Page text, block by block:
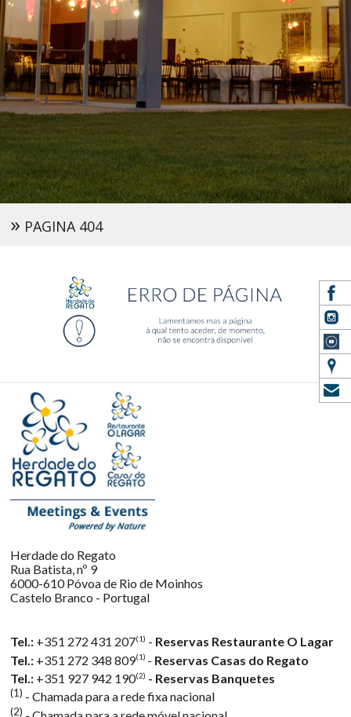
» PAGINA 404
Herdade do Regato
Rua Batista, nº 9
6000-610 Póvoa de Rio de Moinhos
Castelo Branco - Portugal
Tel.: +351 272 431 207(1) - Reservas Restaurante O Lagar
Tel.: +351 272 348 809(1) - Reservas Casas do Regato
Tel.: +351 927 942 190(2) - Reservas Banquetes
(1) - Chamada para a rede fixa nacional
(2)